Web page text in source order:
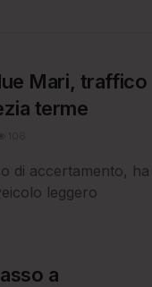
Mari, traffico
terme
di accertamento, ha
leggero
a